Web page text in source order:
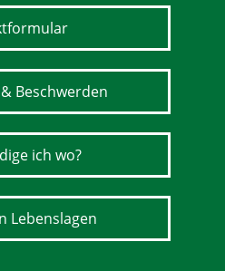
Beschwerden
ich wo?
Lebenslagen